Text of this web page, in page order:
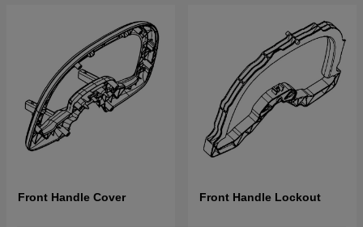
Front Handle Cover Front Handle Lockout